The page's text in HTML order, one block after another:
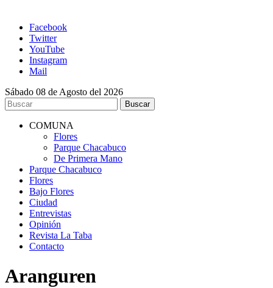
Facebook
Twitter
YouTube
Instagram
Mail
Sábado 08 de Agosto del 2026
COMUNA
Flores
Parque Chacabuco
De Primera Mano
Parque Chacabuco
Flores
Bajo Flores
Ciudad
Entrevistas
Opinión
Revista La Taba
Contacto
Aranguren